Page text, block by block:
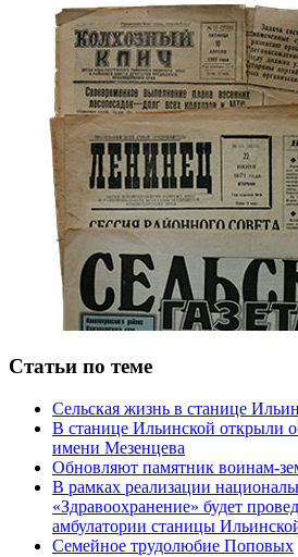
Статьи по теме
Сельская жизнь в станице
В станице Ильинской открыли
имени Мезенцева
Обновляют памятник воинам-
В рамках реализации
«Здравоохранение» будет
амбулатории станицы
Семейное трудолюбие Поповых